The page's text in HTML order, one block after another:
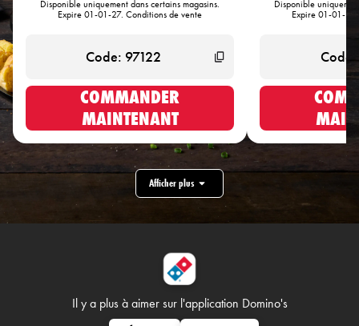
Disponible uniquement dans certains magasins.
Expire 01-01-27. Conditions de vente
COMMANDER
MAINTENANT
Disponible
Expire 01-01-
Afficher plus
Il y a plus à aimer sur l'application Domino's